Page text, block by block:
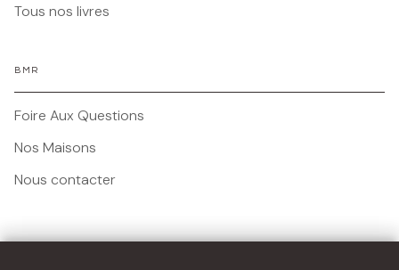
Tous nos livres
BMR
Foire Aux Questions
Nos Maisons
Nous contacter